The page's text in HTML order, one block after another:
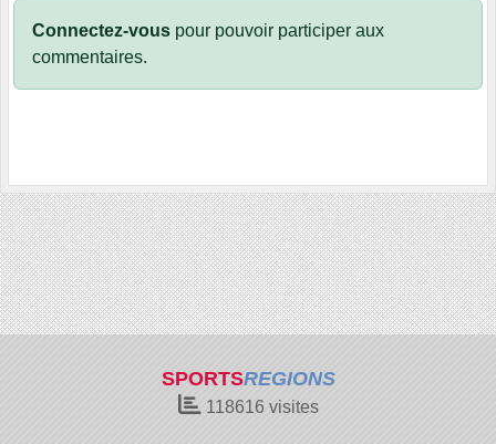
Connectez-vous pour pouvoir participer aux
commentaires.
SPORTSREGIONS
118616 visites